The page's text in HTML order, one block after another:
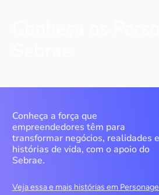
Conheça a força que
empreendedores têm para
transformar negócios, realidades e
histórias de vida, com o apoio do
Sebrae.
Veja essa e mais histórias em